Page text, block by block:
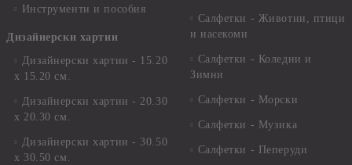
Инструменти и пособия
Дизайнерски хартии
Дизайнерски хартии - 15.20
х 15.20 см.
Дизайнерски хартии - 20.30
х 20.30 см.
Дизайнерски хартии - 30.50
х 30.50 см.
Салфетки - Животни, птици
и насекоми
Салфетки - Коледни и
Зимни
Салфетки - Морски
Салфетки - Музика
Салфетки - Пеперуди